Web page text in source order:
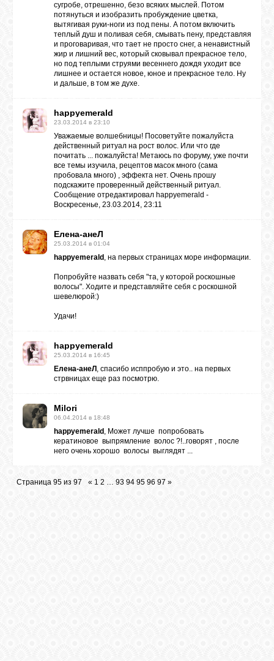
сугробе, отрешенно, безо всяких мыслей. Потом
потянуться и изобразить пробуждение цветка,
вытягивая руки-ноги из под пены. А потом включить
теплый душ и поливая себя, смывать пену, представляя
и проговаривая, что тает не просто снег, а ненавистный
жир и лишний вес, который сковывал прекрасное тело,
но под теплыми струями весеннего дождя уходит все
лишнее и остается новое, юное и прекрасное тело. Ну
и дальше, в том же духе.
happyemerald
23.03.2014 в 23:10
Уважаемые волшебницы! Посоветуйте пожалуйста
действенный ритуал на рост волос. Или что где
почитать ... пожалуйста! Метаюсь по форуму, уже почти
все темы изучила, рецептов масок много (сама
пробовала много) , эффекта нет. Очень прошу
подскажите проверенный действенный ритуал.
Сообщение отредактировал happyemerald -
Воскресенье, 23.03.2014, 23:11
Елена-анеЛ
25.03.2014 в 01:04
happyemerald , на первых страницах море информации.
Попробуйте назвать себя "та, у которой роскошные
волосы". Ходите и представляйте себя с роскошной
шевелюрой:)
Удачи!
happyemerald
25.03.2014 в 16:45
Елена-анеЛ , спасибо исппробую и это.. на первых
стрвницах еще раз посмотрю.
Milori
06.04.2014 в 18:48
happyemerald , Может лучше попробовать
кератиновое выпрямление волос ?!..говорят , после
него очень хорошо волосы выглядят ...
Страница 95 из 97 « 1 2 … 93 94 95 96 97 »